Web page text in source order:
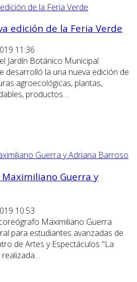
edición de la Feria Verde
11:36
Jardín Botánico Municipal
desarrolló la una nueva edición de
agroecológicas, plantas,
productos…
Guerra y
10:53
Maximiliano Guerra
para estudiantes avanzadas de
de Artes y Espectáculos "La
realizada…